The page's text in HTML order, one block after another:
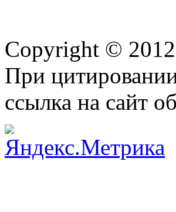
Copyright ©
При
ссылка на сайт